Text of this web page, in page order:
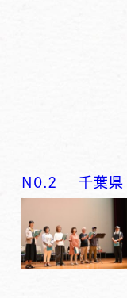
N0. 2 千葉県